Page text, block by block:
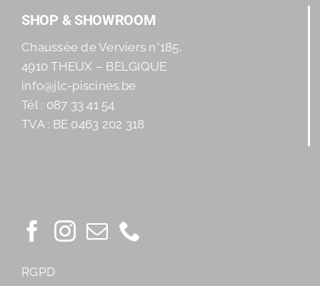
SHOP & SHOWROOM
Chaussée de Verviers n°185,
4910 THEUX – BELGIQUE
info@jlc-piscines.be
Tél : 087 33 41 54
TVA : BE 0463 202 318
RGPD